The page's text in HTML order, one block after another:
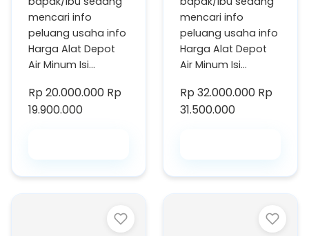
Air RO Saja)
mencari info
peluang usaha info
Harga Alat Depot
Air Minum Isi…
Rp 20.000.000 Rp
19.900.000
Memproduksi
Air RO Saja)
mencari info
peluang usaha info
Harga Alat Depot
Air Minum Isi…
Rp 32.000.000 Rp
31.500.000